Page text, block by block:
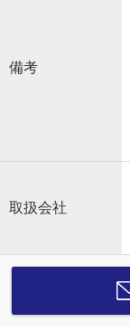
備考
取扱会社